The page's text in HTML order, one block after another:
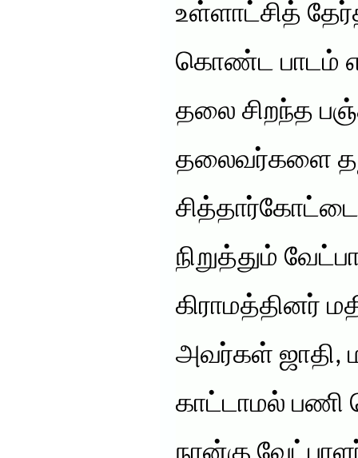
உள்ளாட்சித்
கொண்ட பாடம்
தலை சிறந்த
தலைவர்களை
நிறுத்தும்
கிராமத்தினர்
அவர்கள் ஜாதி,
காட்டாமல் பணி